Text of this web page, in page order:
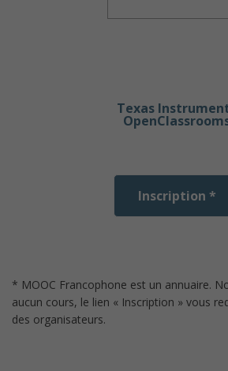
Texas
Inscription *
* MOOC Francophone est un annuaire.
aucun cours, le lien « Inscription » vous
des organisateurs.